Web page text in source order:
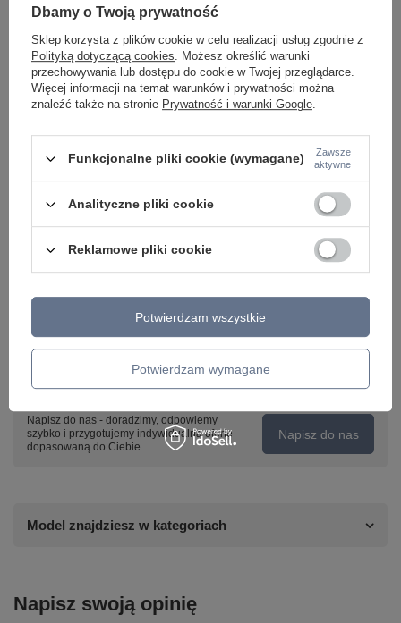
Lampa wisząca HARLEY WHITE Italux MDM-3480/1
161,00 zł szt.
Kinkiet CARDENA
245,00 zł
Potrzebujesz pomocy? Masz pytania lub
Napisz do nas - doradzimy, odpowiemy
szybko i przygotujemy indywidualną ofertę
dopasowaną do Ciebie..
Napisz do nas
Model znajdziesz w kategoriach
Napisz swoją opinię
Dbamy o Twoją prywatność
Sklep korzysta z plików cookie w celu realizacji usług zgodnie z
Polityką dotyczącą cookies. Możesz określić warunki
przechowywania lub dostępu do cookie w Twojej przeglądarce.
Więcej informacji na temat warunków i prywatności można
znaleźć także na stronie Prywatność i warunki Google.
Funkcjonalne pliki cookie (wymagane)
Zawsze
aktywne
Analityczne pliki cookie
Reklamowe pliki cookie
Potwierdzam wymagane
Potwierdzam wszystkie